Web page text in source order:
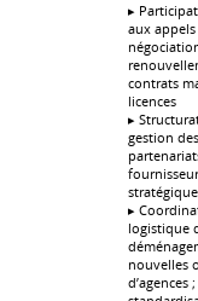
▸
aux appels
contrats
licences
▸
gestion des
▸
logistique
nouvelles
d’agences ;